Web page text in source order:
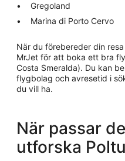
Gregoland
Marina di Porto Cervo
När du förebereder din
MrJet för att boka ett bra
Costa Smeralda). Du kan
flygbolag och avresetid i
du vill ha.
När passar
utforska